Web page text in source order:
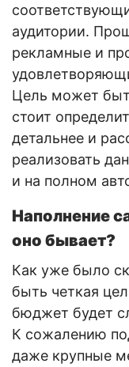
аудитории.
рекламные и
Цель может
стоит
детальнее и
реализовать
и на полном
Наполнение
оно бывает?
Как уже было
быть четкая
бюджет будет
К сожалению
даже крупные